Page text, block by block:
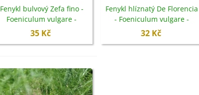
BIO Ředkev bílá Laurin -
Raphanus sativus - bio...
BIO Mangold duhový - Beta
Fenykl bulvový Zefa fino -
Foeniculum vulgare -
semena - 100 ks
35 Kč
Fenykl hlíznatý De Florencia
- Foeniculum vulgare -
semena - 150 ks
32 Kč